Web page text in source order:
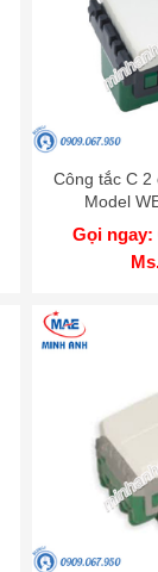
Công tắc C 2
Model
Gọi ngay: